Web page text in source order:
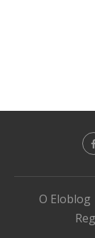
O Eloblog